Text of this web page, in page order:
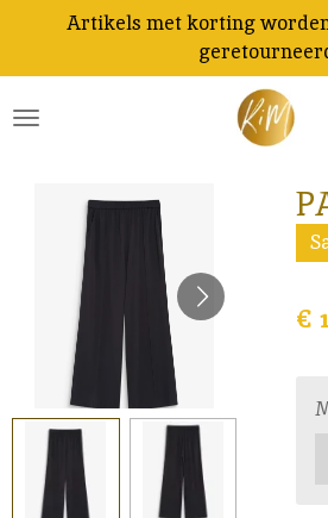
naar
de
Artikels met korting
€